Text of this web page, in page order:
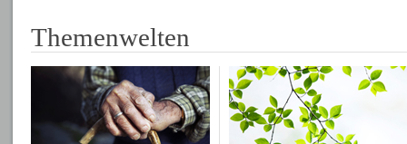
Themenwelten